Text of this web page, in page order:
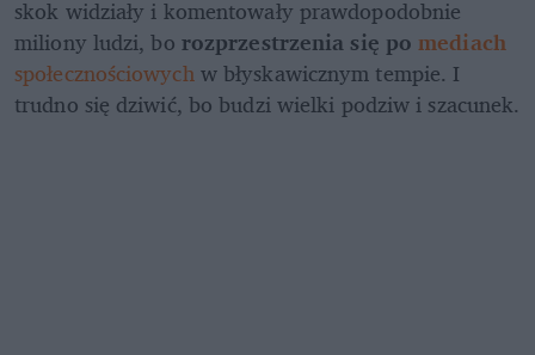
skok widziały i komentowały prawdopodobnie
miliony ludzi, bo rozprzestrzenia się po mediach
społecznościowych w błyskawicznym tempie. I
trudno się dziwić, bo budzi wielki podziw i szacunek.